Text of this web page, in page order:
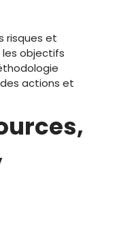
risques et
les objectifs
actions et